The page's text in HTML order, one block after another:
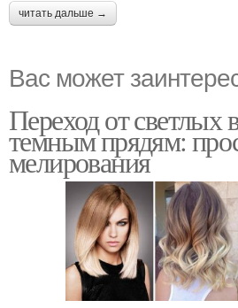
читать дальше →
Вас может
Переход от светлых
темным прядям:
мелирования